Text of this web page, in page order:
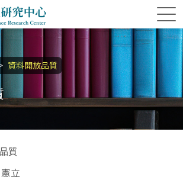
究中心
資料開放品質
質
立